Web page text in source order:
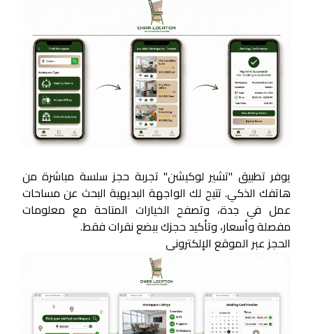
يوفر تطبيق "تشير لوكيشن" تجربة حجز سلسة مباشرة من
هاتفك الذكي. تتيح لك الواجهة البديهية البحث عن مساحات
عمل في جدة، وتصفح الخيارات المتاحة مع معلومات
مفصلة وأسعار، وتأكيد حجزك ببضع نقرات فقط.
الحجز عبر الموقع الإلكتروني